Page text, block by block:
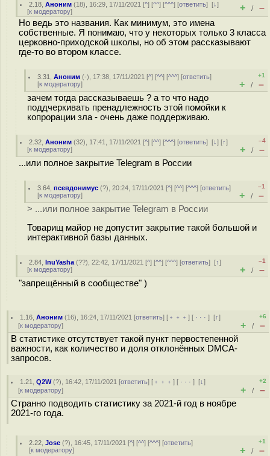
2.18 ,Аноним (18), 16:29, 17/11/2021 [^] [^^] [^^^] [ответить][↓]
[к модератору] + / –
Но ведь это названия. Как минимум, это имена
собственные. Я понимаю, что у некоторых только 3 класса
церковно-приходской школы, но об этом рассказывают
где-то во втором классе.
3.31 ,Аноним (-), 17:38, 17/11/2021 [^] [^^] [^^^] [ответить]
[к модератору]
+1
+ / –
зачем тогда рассказываешь ? а то что надо
поддчеркивать пренадлежность этой помойки к
копрорации зла - очень даже поддерживаю.
2.32 ,Аноним (32), 17:41, 17/11/2021 [^] [^^] [^^^] [ответить][↓] [↑]
[к модератору]
–4
+ / –
...или полное закрытие Telegram в России
3.64 ,псевдонимус (?), 20:24, 17/11/2021 [^] [^^] [^^^] [ответить]
[к модератору]
–1
+ / –
> ...или полное закрытие Telegram в России
Товарищ майор не допустит закрытие такой большой и
интерактивной базы данных.
2.84 ,InuYasha (??), 22:42, 17/11/2021 [^] [^^] [^^^] [ответить][↑]
[к модератору]
–1
+ / –
"запрещённый в сообществе" )
1.16 ,Аноним (16), 16:24, 17/11/2021 [ответить] [ ﹢﹢﹢] [ · · ·][↑]
[к модератору]
+6
+ / –
В статистике отсутствует такой пункт первостепенной
важности, как количество и доля отклонённых DMCA-
запросов.
1.21 ,Q2W(?), 16:42, 17/11/2021 [ответить] [ ﹢﹢﹢] [ · · ·][↓]
[к модератору]
+2
+ / –
Странно подводить статистику за 2021-й год в ноябре
2021-го года.
2.22 ,Jose (?), 16:45, 17/11/2021 [^] [^^] [^^^] [ответить]
[к модератору]
+1
+ / –